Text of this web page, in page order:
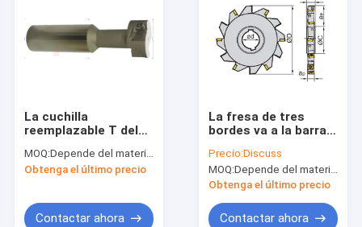
La cuchilla
reemplazable T del
formó la caña que
molía con el carburo
MOQ:Depende del material y del tamaño
Obtenga el último precio
Contactar ahora
La fresa de tres
bordes va a la barra
carburo de las
cuchillas de la serie
MPHT06/08/12
Precio:Discuss
MOQ:Depende del material y del tamaño
Obtenga el último precio
Contactar ahora